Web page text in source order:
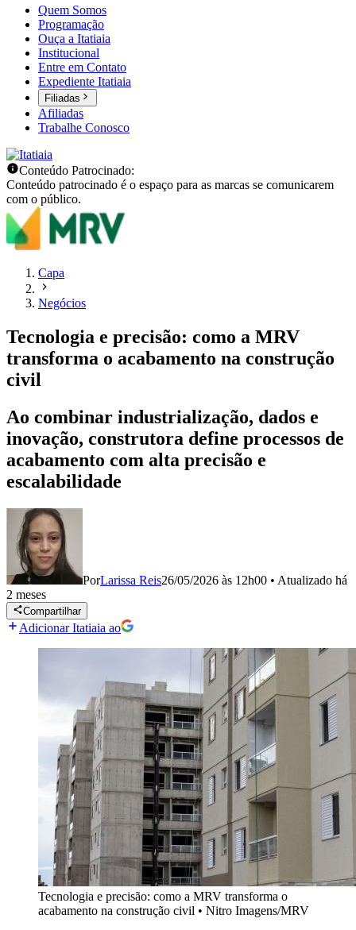
Quem Somos
Programação
Ouça a Itatiaia
Institucional
Entre em Contato
Expediente Itatiaia
Filiadas
Afiliadas
Trabalhe Conosco
Conteúdo Patrocinado:
Conteúdo patrocinado é o espaço para as marcas se comunicarem
com o público.
Capa
Negócios
Tecnologia e precisão: como a MRV
transforma o acabamento na construção
civil
Ao combinar industrialização, dados e
inovação, construtora define processos de
acabamento com alta precisão e
escalabilidade
PorLarissa Reis26/05/2026 às 12h00 • Atualizado há
2 meses
Compartilhar
Adicionar Itatiaia ao
Tecnologia e precisão: como a MRV transforma o
acabamento na construção civil • Nitro Imagens/MRV